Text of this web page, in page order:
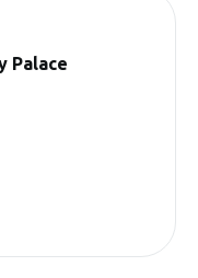
Palace